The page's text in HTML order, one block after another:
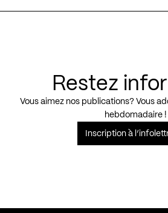
Restez
Vous aimez nos publications? Vous
hebdomadaire !
Inscription à